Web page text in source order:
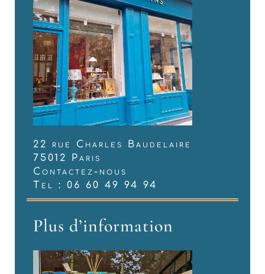
22 rue Charles Baudelaire
75012 Paris
Contactez-nous
Tel : 06 60 49 94 94
Plus d’information